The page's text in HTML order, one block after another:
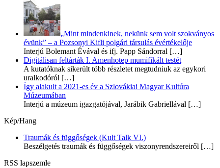
„Mint mindenkinek, nekünk sem volt szokványos
évünk” – a Pozsonyi Kifli polgári társulás évértékelője
Interjú Bolemant Évával és ifj. Papp Sándorral […]
Digitálisan feltárták I. Amenhotep mumifikált testét
A kutatóknak sikerült több részletet megtudniuk az egykori
uralkodóról […]
Így alakult a 2021-es év a Szlovákiai Magyar Kultúra
Múzeumában
Interjú a múzeum igazgatójával, Jarábik Gabriellával […]
Kép/Hang
Traumák és függőségek (Kult Talk VI.)
Beszélgetés traumák és függőségek viszonyrendszereiről […]
RSS lapszemle